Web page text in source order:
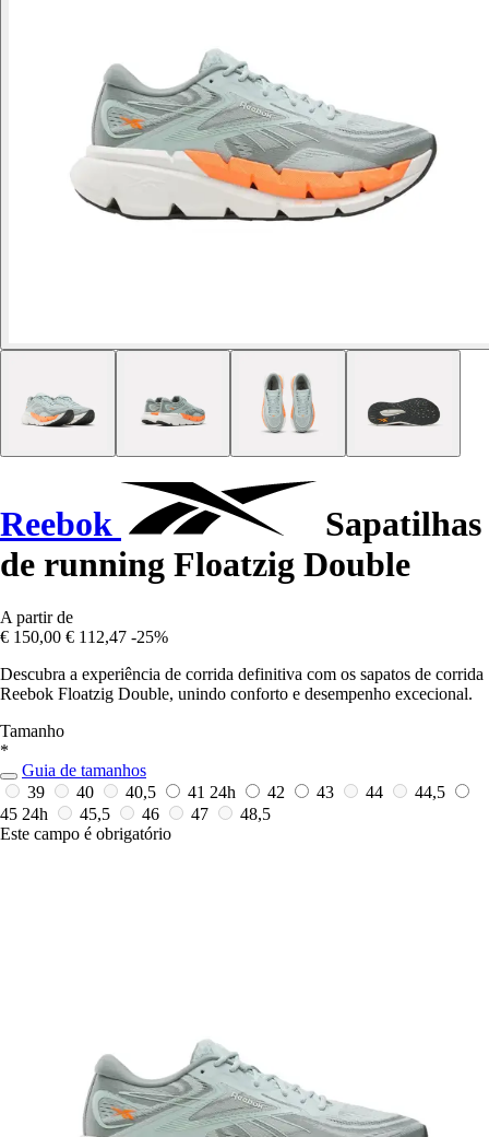
Reebok
Sapatilhas
de running Floatzig Double
A partir de
€ 150,00 € 112,47 -25%
Descubra a experiência de corrida definitiva com os sapatos de corrida
Reebok Floatzig Double, unindo conforto e desempenho excecional.
Tamanho
*
Guia de tamanhos
39
40 40,5 41 24h 42 43 44
44,5
45 24h 45,5 46 47
48,5
Este campo é obrigatório